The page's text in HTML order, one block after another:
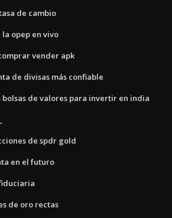
de cambio
opep en vivo
vender apk
de divisas más confiable
bolsas de valores para invertir en india
de spdr gold
en el futuro
de oro rectas